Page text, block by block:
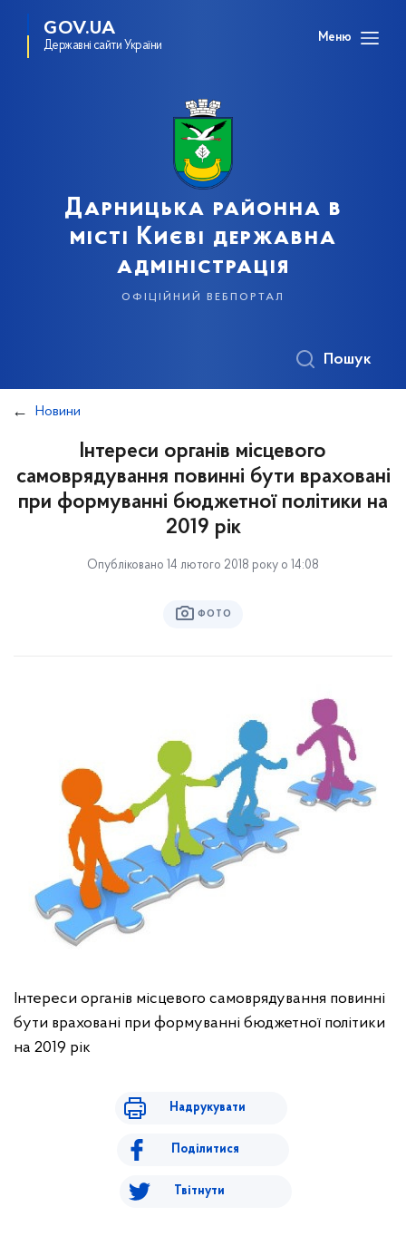
GOV.UA
Державні сайти України
Меню
Дарницька районна в
місті Києві державна
адміністрація
офіційний вебпортал
Пошук
Новини
Інтереси органів місцевого
самоврядування повинні бути враховані
при формуванні бюджетної політики на
2019 рік
Опубліковано 14 лютого 2018 року о 14:08
ФОТО
Інтереси органів місцевого самоврядування повинні
бути враховані при формуванні бюджетної політики
на 2019 рік
Надрукувати
Поділитися
Твітнути